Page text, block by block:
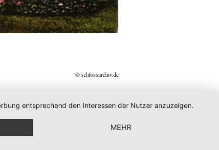
© schlossarchiv.de
entsprechend den Interessen der Nutzer anzuzeigen.
MEHR